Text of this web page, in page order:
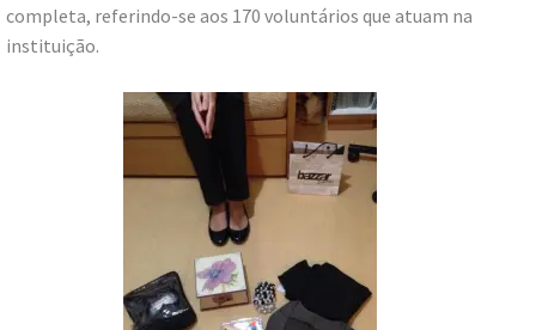
completa, referindo-se aos 170 voluntários que atuam na
instituição.